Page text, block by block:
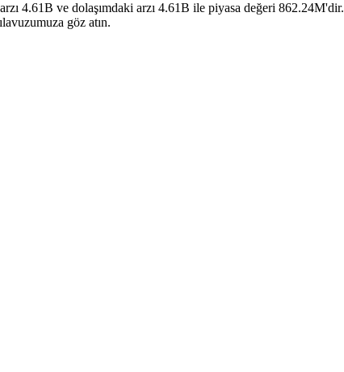
4.61B ve dolaşımdaki arzı 4.61B ile piyasa değeri 862.24M'dir.
göz atın.